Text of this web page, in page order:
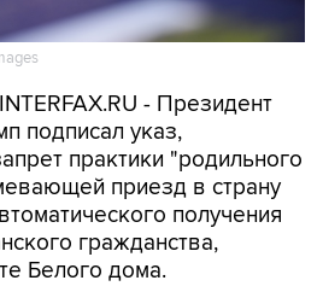
- Президент
подписал указ,
практики "родильного
приезд в страну
получения
гражданства,
Белого дома.